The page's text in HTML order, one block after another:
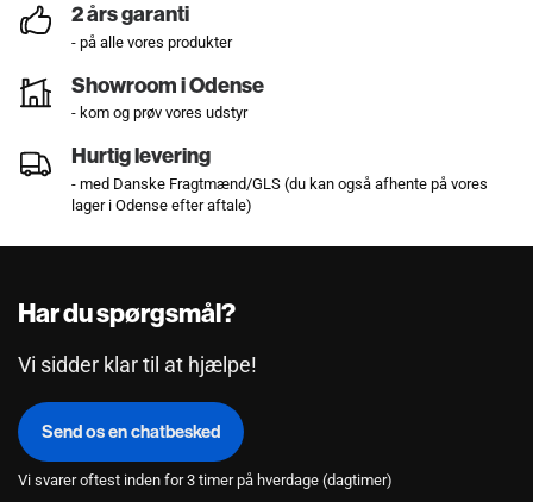
2 års garanti
- på alle vores produkter
Showroom i Odense
- kom og prøv vores udstyr
Hurtig levering
- med Danske Fragtmænd/GLS (du kan også afhente på vores
lager i Odense efter aftale)
Har du spørgsmål?
Vi sidder klar til at hjælpe!
Send os en chatbesked
Vi svarer oftest inden for 3 timer på hverdage (dagtimer)